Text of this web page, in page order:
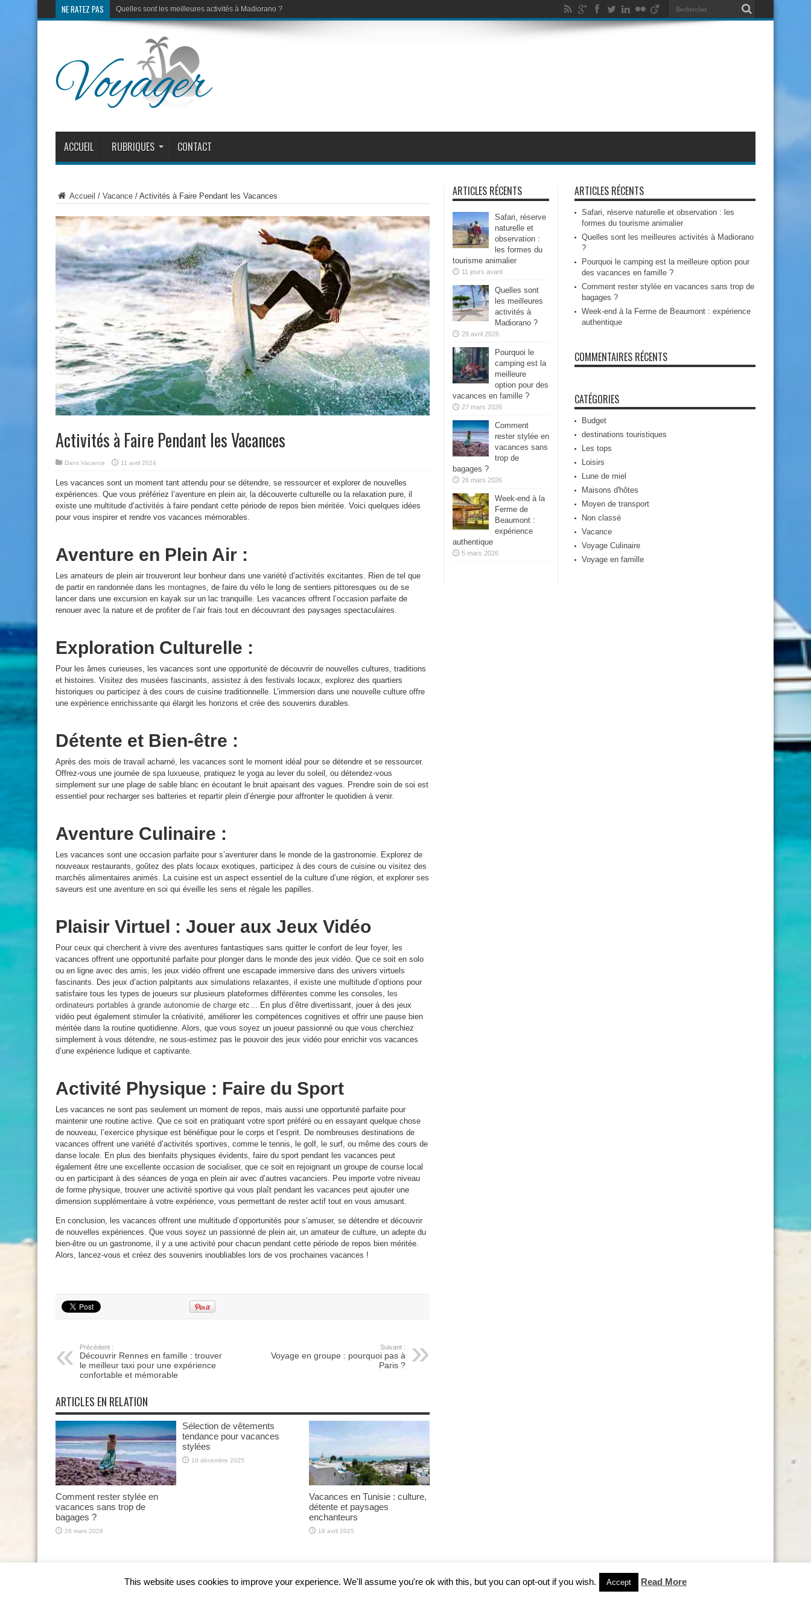
NE RATEZ PAS Quelles sont les meilleures activités à Madiorano ?
ACCUEIL RUBRIQUES CONTACT
Accueil / Vacance / Activités à Faire Pendant les Vacances
Activités à Faire Pendant les Vacances
Dans Vacance 11 avril 2024
Les vacances sont un moment tant attendu pour se détendre, se ressourcer et explorer de nouvelles
expériences. Que vous préfériez l’aventure en plein air, la découverte culturelle ou la relaxation pure, il
existe une multitude d’activités à faire pendant cette période de repos bien méritée. Voici quelques idées
pour vous inspirer et rendre vos vacances mémorables.
Aventure en Plein Air :
Les amateurs de plein air trouveront leur bonheur dans une variété d’activités excitantes. Rien de tel que
de partir en randonnée dans les montagnes, de faire du vélo le long de sentiers pittoresques ou de se
lancer dans une excursion en kayak sur un lac tranquille. Les vacances offrent l’occasion parfaite de
renouer avec la nature et de profiter de l’air frais tout en découvrant des paysages spectaculaires.
Exploration Culturelle :
Pour les âmes curieuses, les vacances sont une opportunité de découvrir de nouvelles cultures, traditions
et histoires. Visitez des musées fascinants, assistez à des festivals locaux, explorez des quartiers
historiques ou participez à des cours de cuisine traditionnelle. L’immersion dans une nouvelle culture offre
une expérience enrichissante qui élargit les horizons et crée des souvenirs durables.
Détente et Bien-être :
Après des mois de travail acharné, les vacances sont le moment idéal pour se détendre et se ressourcer.
Offrez-vous une journée de spa luxueuse, pratiquez le yoga au lever du soleil, ou détendez-vous
simplement sur une plage de sable blanc en écoutant le bruit apaisant des vagues. Prendre soin de soi est
essentiel pour recharger ses batteries et repartir plein d’énergie pour affronter le quotidien à venir.
Aventure Culinaire :
Les vacances sont une occasion parfaite pour s’aventurer dans le monde de la gastronomie. Explorez de
nouveaux restaurants, goûtez des plats locaux exotiques, participez à des cours de cuisine ou visitez des
marchés alimentaires animés. La cuisine est un aspect essentiel de la culture d’une région, et explorer ses
saveurs est une aventure en soi qui éveille les sens et régale les papilles.
Plaisir Virtuel : Jouer aux Jeux Vidéo
Pour ceux qui cherchent à vivre des aventures fantastiques sans quitter le confort de leur foyer, les
vacances offrent une opportunité parfaite pour plonger dans le monde des jeux vidéo. Que ce soit en solo
ou en ligne avec des amis, les jeux vidéo offrent une escapade immersive dans des univers virtuels
fascinants. Des jeux d’action palpitants aux simulations relaxantes, il existe une multitude d’options pour
satisfaire tous les types de joueurs sur plusieurs plateformes différentes comme les consoles, les
ordinateurs portables à grande autonomie de charge etc… En plus d’être divertissant, jouer à des jeux
vidéo peut également stimuler la créativité, améliorer les compétences cognitives et offrir une pause bien
méritée dans la routine quotidienne. Alors, que vous soyez un joueur passionné ou que vous cherchiez
simplement à vous détendre, ne sous-estimez pas le pouvoir des jeux vidéo pour enrichir vos vacances
d’une expérience ludique et captivante.
Activité Physique : Faire du Sport
Les vacances ne sont pas seulement un moment de repos, mais aussi une opportunité parfaite pour
maintenir une routine active. Que ce soit en pratiquant votre sport préféré ou en essayant quelque chose
de nouveau, l’exercice physique est bénéfique pour le corps et l’esprit. De nombreuses destinations de
vacances offrent une variété d’activités sportives, comme le tennis, le golf, le surf, ou même des cours de
danse locale. En plus des bienfaits physiques évidents, faire du sport pendant les vacances peut
également être une excellente occasion de socialiser, que ce soit en rejoignant un groupe de course local
ou en participant à des séances de yoga en plein air avec d’autres vacanciers. Peu importe votre niveau
de forme physique, trouver une activité sportive qui vous plaît pendant les vacances peut ajouter une
dimension supplémentaire à votre expérience, vous permettant de rester actif tout en vous amusant.
En conclusion, les vacances offrent une multitude d’opportunités pour s’amuser, se détendre et découvrir
de nouvelles expériences. Que vous soyez un passionné de plein air, un amateur de culture, un adepte du
bien-être ou un gastronome, il y a une activité pour chacun pendant cette période de repos bien méritée.
Alors, lancez-vous et créez des souvenirs inoubliables lors de vos prochaines vacances !
Précédent :
Découvrir Rennes en famille : trouver
le meilleur taxi pour une expérience
confortable et mémorable
Suivant :
Voyage en groupe : pourquoi pas à
Paris ?
ARTICLES EN RELATION
Comment rester stylée en
vacances sans trop de
bagages ?
26 mars 2026
Sélection de vêtements
tendance pour vacances
stylées
10 décembre 2025
Vacances en Tunisie : culture,
détente et paysages
enchanteurs
18 avril 2025
ARTICLES RÉCENTS
Safari, réserve
naturelle et
observation :
les formes du
tourisme animalier
11 jours avant
Quelles sont
les meilleures
activités à
Madiorano ?
29 avril 2026
Pourquoi le
camping est la
meilleure
option pour des
vacances en famille ?
27 mars 2026
Comment
rester stylée en
vacances sans
trop de
bagages ?
26 mars 2026
Week-end à la
Ferme de
Beaumont :
expérience
authentique
5 mars 2026
ARTICLES RÉCENTS
Safari, réserve naturelle et observation : les
formes du tourisme animalier
Quelles sont les meilleures activités à Madiorano
?
Pourquoi le camping est la meilleure option pour
des vacances en famille ?
Comment rester stylée en vacances sans trop de
bagages ?
Week-end à la Ferme de Beaumont : expérience
authentique
COMMENTAIRES RÉCENTS
CATÉGORIES
Budget
destinations touristiques
Les tops
Loisirs
Lune de miel
Maisons d'hôtes
Moyen de transport
Non classé
Vacance
Voyage Culinaire
Voyage en famille
This website uses cookies to improve your experience. We'll assume you're ok with this, but you can opt-out if you wish. Accept Read More